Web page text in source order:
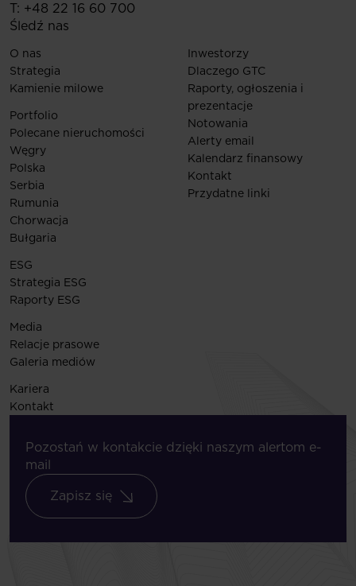
T: +48 22 16 60 700
Śledź nas
O nas
Strategia
Kamienie milowe
Portfolio
Polecane nieruchomości
Węgry
Polska
Serbia
Rumunia
Chorwacja
Bułgaria
Inwestorzy
Dlaczego GTC
Raporty, ogłoszenia i
prezentacje
Notowania
Alerty email
Kalendarz finansowy
Kontakt
Przydatne linki
ESG
Strategia ESG
Raporty ESG
Media
Relacje prasowe
Galeria mediów
Kariera
Kontakt
Pozostań w kontakcie dzięki naszym alertom e-
mail
Zapisz się